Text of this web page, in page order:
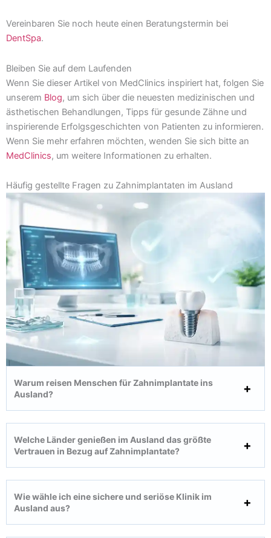
Vereinbaren Sie noch heute einen Beratungstermin bei
DentSpa.
Bleiben Sie auf dem Laufenden
Wenn Sie dieser Artikel von MedClinics inspiriert hat, folgen Sie
unserem Blog, um sich über die neuesten medizinischen und
ästhetischen Behandlungen, Tipps für gesunde Zähne und
inspirierende Erfolgsgeschichten von Patienten zu informieren.
Wenn Sie mehr erfahren möchten, wenden Sie sich bitte an
MedClinics, um weitere Informationen zu erhalten.
Häufig gestellte Fragen zu Zahnimplantaten im Ausland
Warum reisen Menschen für Zahnimplantate ins
Ausland?
Welche Länder genießen im Ausland das größte
Vertrauen in Bezug auf Zahnimplantate?
Wie wähle ich eine sichere und seriöse Klinik im
Ausland aus?